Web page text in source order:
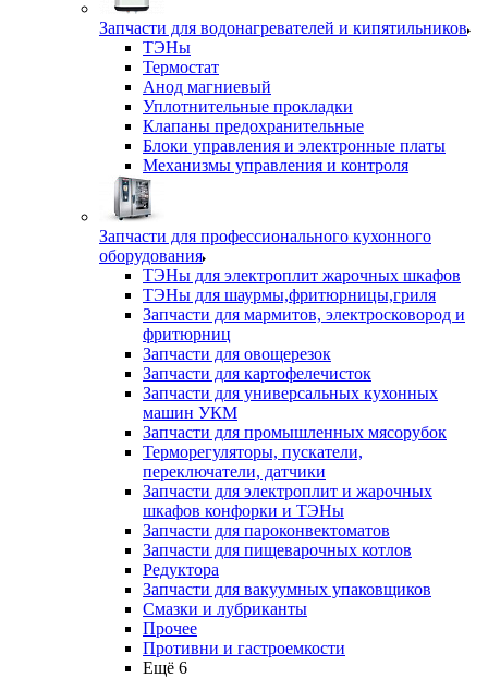
Запчасти для водонагревателей и кипятильников
ТЭНы
Термостат
Анод магниевый
Уплотнительные прокладки
Клапаны предохранительные
Блоки управления и электронные платы
Механизмы управления и контроля
Запчасти для профессионального кухонного
оборудования
ТЭНы для электроплит жарочных шкафов
ТЭНы для шаурмы,фритюрницы,гриля
Запчасти для мармитов, электросковород и
фритюрниц
Запчасти для овощерезок
Запчасти для картофелечисток
Запчасти для универсальных кухонных
машин УКМ
Запчасти для промышленных мясорубок
Терморегуляторы, пускатели,
переключатели, датчики
Запчасти для электроплит и жарочных
шкафов конфорки и ТЭНы
Запчасти для пароконвектоматов
Запчасти для пищеварочных котлов
Редуктора
Запчасти для вакуумных упаковщиков
Смазки и лубриканты
Прочее
Противни и гастроемкости
Ещё 6